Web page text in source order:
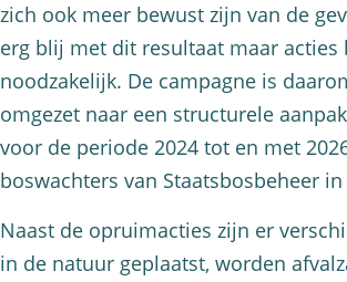
zich ook meer bewust zijn van de
erg blij met dit resultaat maar acties
noodzakelijk. De campagne is
omgezet naar een structurele
voor de periode 2024 tot en met
boswachters van Staatsbosbeheer
Naast de opruimacties zijn er
in de natuur geplaatst, worden